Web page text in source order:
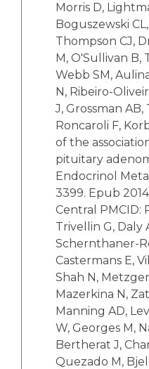
Morris D,
Boguszewski
Thompson CJ,
M, O'Sullivan B,
Webb SM,
N, Ribeiro-
J, Grossman
Roncaroli F,
of the
pituitary
Endocrinol
3399. Epub
Central PMCID:
Trivellin G, Daly
Schernthaner-
Castermans E,
Shah N,
Mazerkina N,
Manning AD,
W, Georges M,
Bertherat J,
Quezado M,